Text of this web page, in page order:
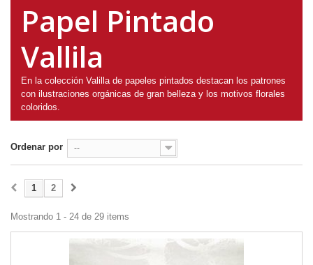
Papel Pintado
Vallila
En la colección Valilla de papeles pintados destacan los patrones
con ilustraciones orgánicas de gran belleza y los motivos florales
coloridos.
Ordenar por --
1 2
Mostrando 1 - 24 de 29 items